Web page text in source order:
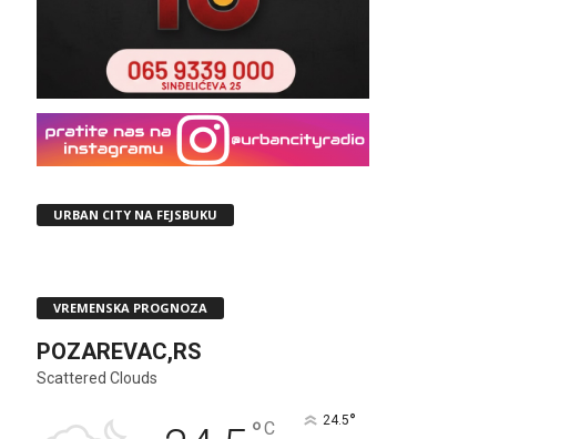
URBAN CITY NA FEJSBUKU
VREMENSKA PROGNOZA
POZAREVAC,RS
Scattered Clouds
C 24.5°